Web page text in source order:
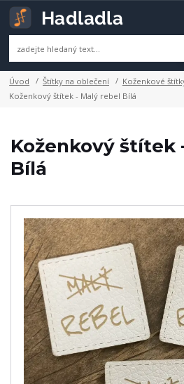
Úvod Štítky na oblečení Koženkové
Koženkový štítek - Malý rebel Bílá
Koženkový štítek
Bílá